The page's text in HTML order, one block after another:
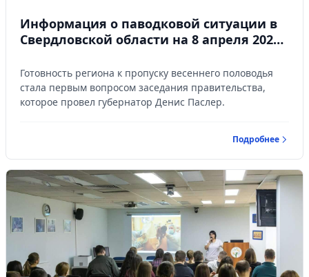
Информация о паводковой ситуации в
Свердловской области на 8 апреля 2026
Готовность региона к пропуску весеннего половодья
стала первым вопросом заседания правительства,
которое провел губернатор Денис Паслер.
Подробнее